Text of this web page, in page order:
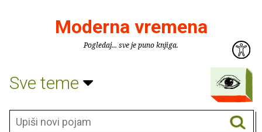
Moderna vremena
Pogledaj... sve je puno knjiga.
Sve teme